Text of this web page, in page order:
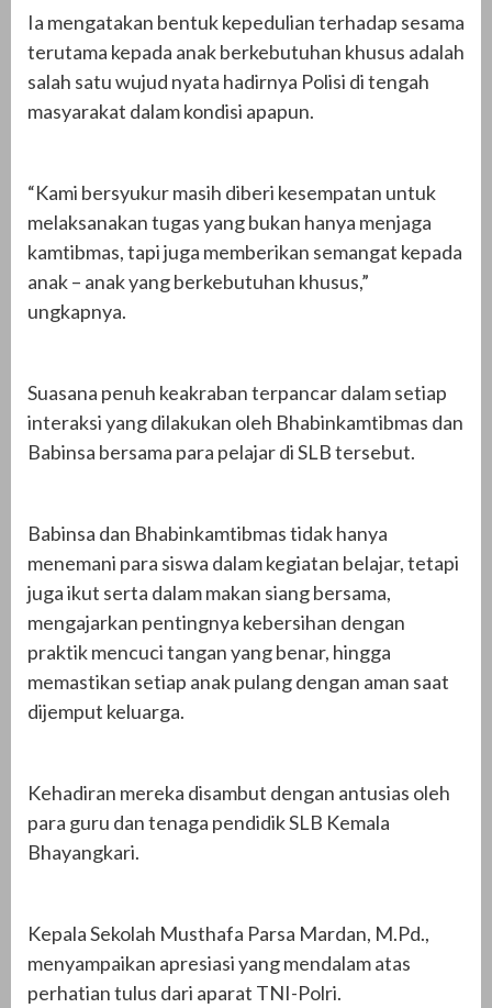
Ia mengatakan bentuk kepedulian terhadap sesama
terutama kepada anak berkebutuhan khusus adalah
salah satu wujud nyata hadirnya Polisi di tengah
masyarakat dalam kondisi apapun.
“Kami bersyukur masih diberi kesempatan untuk
melaksanakan tugas yang bukan hanya menjaga
kamtibmas, tapi juga memberikan semangat kepada
anak – anak yang berkebutuhan khusus,”
ungkapnya.
Suasana penuh keakraban terpancar dalam setiap
interaksi yang dilakukan oleh Bhabinkamtibmas dan
Babinsa bersama para pelajar di SLB tersebut.
Babinsa dan Bhabinkamtibmas tidak hanya
menemani para siswa dalam kegiatan belajar, tetapi
juga ikut serta dalam makan siang bersama,
mengajarkan pentingnya kebersihan dengan
praktik mencuci tangan yang benar, hingga
memastikan setiap anak pulang dengan aman saat
dijemput keluarga.
Kehadiran mereka disambut dengan antusias oleh
para guru dan tenaga pendidik SLB Kemala
Bhayangkari.
Kepala Sekolah Musthafa Parsa Mardan, M.Pd.,
menyampaikan apresiasi yang mendalam atas
perhatian tulus dari aparat TNI-Polri.